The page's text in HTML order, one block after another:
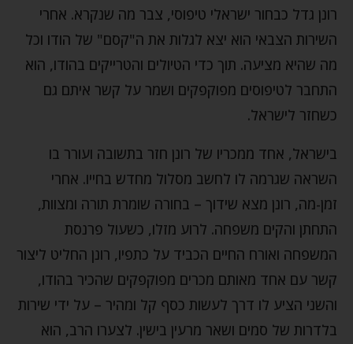
רונן גדל כבחור ישראלי טיפוסי, צבר מה שנקרא. אחרי
השירות הצבאי הוא יצא לגלות את ה"קסם" של הודו וכל
מה שהיא מציעה. תוך כדי הטיולים והטרייקים בהודו, הוא
התחבר לטיפוסים מפוקפקים ושמר על קשר איתם גם
כשחזר לישראל.
בישראל, אחד ממכריו של רונן חזר בתשובה ועורר בו
השראה שגרמה לו לחשב מסלול מחדש בחייו. אחרי
זמן-מה, רונן מצא שידוך – בחורה שומרת תורה ומצוות,
התחתן והקים משפחה. לרוע מזלו, כשעול פרנסת
המשפחה ואורח החיים הכביד על כתפיו, רונן החליט ליצור
קשר עם אחד מאותם מכרים מפוקפקים שהכיר בהודו,
והשני הציע לו דרך לעשות כסף קל ומהיר – על ידי שירות
בלדרות של סמים ושאר מרעין בישין. לצערו הרב, הוא